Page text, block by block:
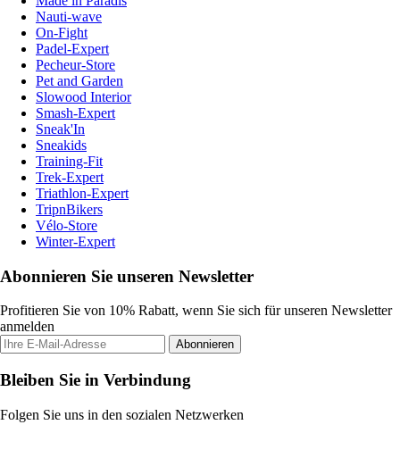
Nauti-wave
On-Fight
Padel-Expert
Pecheur-Store
Pet and Garden
Slowood Interior
Smash-Expert
Sneak'In
Sneakids
Training-Fit
Trek-Expert
Triathlon-Expert
TripnBikers
Vélo-Store
Winter-Expert
Abonnieren Sie unseren Newsletter
Profitieren Sie von 10% Rabatt, wenn Sie sich für unseren Newsletter
anmelden
Abonnieren
Bleiben Sie in Verbindung
Folgen Sie uns in den sozialen Netzwerken